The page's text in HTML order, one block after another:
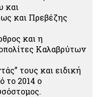
και
και Πρεβέζης
και η
Καλαβρύτων
τους και ειδική
το 2014 ο